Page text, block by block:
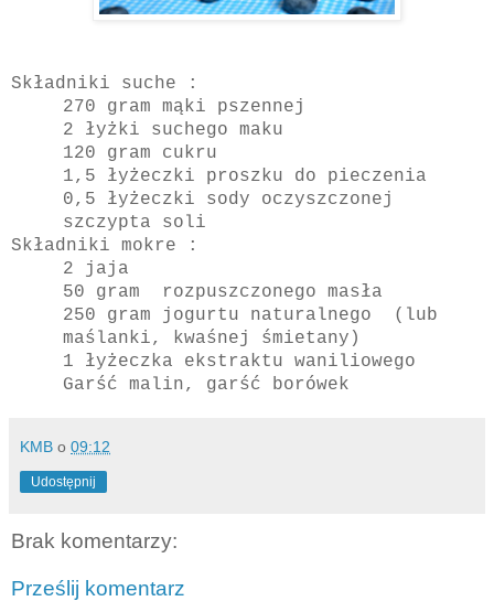
Składniki suche :
270 gram mąki pszennej
2 łyżki suchego maku
120 gram cukru
1,5 łyżeczki proszku do pieczenia
0,5 łyżeczki sody oczyszczonej
szczypta soli
Składniki mokre :
2 jaja
50 gram rozpuszczonego masła
250 gram jogurtu naturalnego (lub
maślanki, kwaśnej śmietany)
1 łyżeczka ekstraktu waniliowego
Garść malin, garść borówek
KMB o 09:12
Udostępnij
Brak komentarzy:
Prześlij komentarz